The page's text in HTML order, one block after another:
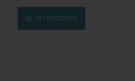
DO KOSZYKA